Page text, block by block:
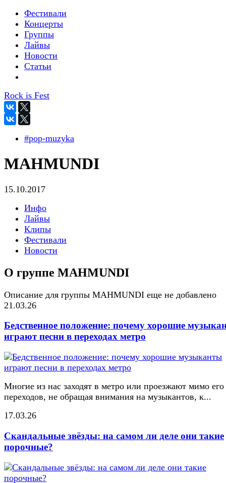
Фестивали
Концерты
Группы
Лайвы
Новости
Статьи
Rock is Fest
#pop-muzyka
MAHMUNDI
15.10.2017
Инфо
Лайвы
Клипы
Фестивали
Новости
О группе MAHMUNDI
Описание для группы MAHMUNDI еще не добавлено
21.03.26
Бедственное положение: почему хорошие
играют песни в переходах метро
Многие из нас заходят в метро или проезжают мимо его
переходов, не обращая внимания на музыкантов, к...
17.03.26
Скандальные звёзды: на самом ли деле они такие
порочные?